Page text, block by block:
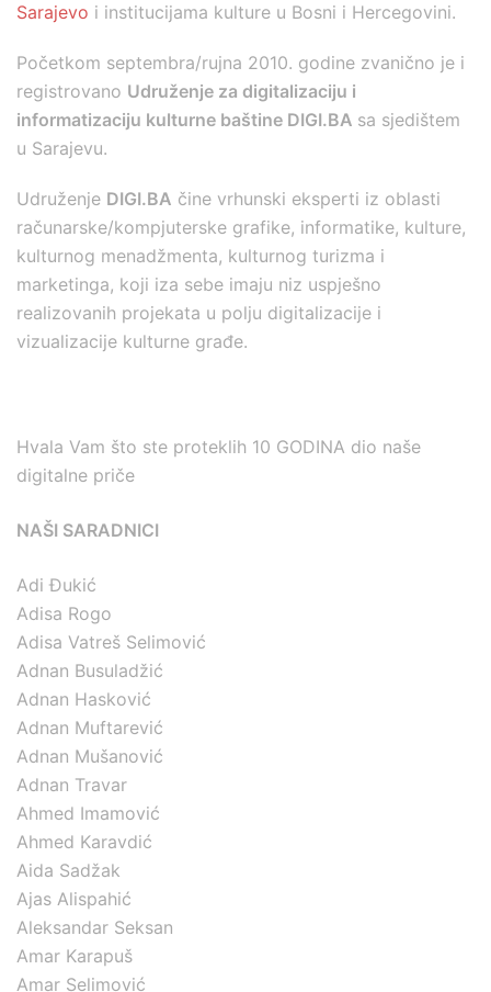
Sarajevo i institucijama kulture u Bosni i Hercegovini.
Početkom septembra/rujna 2010. godine zvanično je i
registrovano Udruženje za digitalizaciju i
informatizaciju kulturne baštine DIGI.BA sa sjedištem
u Sarajevu.
Udruženje DIGI.BA čine vrhunski eksperti iz oblasti
računarske/kompjuterske grafike, informatike, kulture,
kulturnog menadžmenta, kulturnog turizma i
marketinga, koji iza sebe imaju niz uspješno
realizovanih projekata u polju digitalizacije i
vizualizacije kulturne građe.
Hvala Vam što ste proteklih 10 GODINA dio naše
digitalne priče
NAŠI SARADNICI
Adi Đukić
Adisa Rogo
Adisa Vatreš Selimović
Adnan Busuladžić
Adnan Hasković
Adnan Muftarević
Adnan Mušanović
Adnan Travar
Ahmed Imamović
Ahmed Karavdić
Aida Sadžak
Ajas Alispahić
Aleksandar Seksan
Amar Karapuš
Amar Selimović